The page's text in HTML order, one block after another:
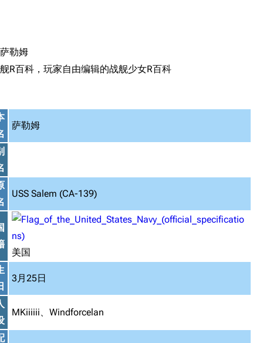
萨勒姆
舰R百科，玩家自由编辑的战舰少女R百科
萨勒姆
USS Salem (CA-139)
美国
3月25日
MKiiiiii、Windforcelan